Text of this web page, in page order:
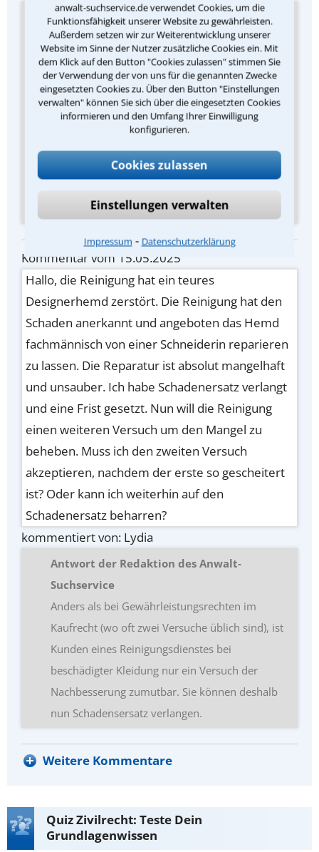
anwalt-suchservice.de verwendet Cookies, um die
Funktionsfähigkeit unserer Website zu gewährleisten.
Außerdem setzen wir zur Weiterentwicklung unserer
Website im Sinne der Nutzer zusätzliche Cookies ein. Mit
dem Klick auf den Button "Cookies zulassen" stimmen Sie
der Verwendung der von uns für die genannten Zwecke
eingesetzten Cookies zu. Über den Button "Einstellungen
verwalten" können Sie sich über die eingesetzten Cookies
informieren und den Umfang Ihrer Einwilligung
konfigurieren.
Cookies zulassen
Einstellungen verwalten
Impressum ⁃ Datenschutzerklärung
Antwort der Redaktion des Anwalt-
Suchservice
Wir haben in diesem Rechtstipp alles
beschrieben, was man bei Beschädigung von
Kleidung durch eine Textilreinigung tun kann.
Reklamieren Sie den Schaden so schnell wie
Reinigung zu einigen. Wenn das nicht geht, rufen
bleibt noch der Gang zum Anwalt.
Kommentar vom 15.05.2025
Hallo, die Reinigung hat ein teures
Designerhemd zerstört. Die Reinigung hat den
Schaden anerkannt und angeboten das Hemd
fachmännisch von einer Schneiderin reparieren
zu lassen. Die Reparatur ist absolut mangelhaft
und unsauber. Ich habe Schadenersatz verlangt
und eine Frist gesetzt. Nun will die Reinigung
einen weiteren Versuch um den Mangel zu
beheben. Muss ich den zweiten Versuch
akzeptieren, nachdem der erste so gescheitert
ist? Oder kann ich weiterhin auf den
Schadenersatz beharren?
kommentiert von: Lydia
Antwort der Redaktion des Anwalt-
Suchservice
Anders als bei Gewährleistungsrechten im
Kaufrecht (wo oft zwei Versuche üblich sind), ist
Kunden eines Reinigungsdienstes bei
beschädigter Kleidung nur ein Versuch der
Nachbesserung zumutbar. Sie können deshalb
nun Schadensersatz verlangen.
Weitere Kommentare
Quiz Zivilrecht: Teste Dein
Grundlagenwissen